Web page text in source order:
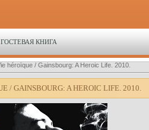
ГОСТЕВАЯ КНИГА
héroïque / Gainsbourg: A Heroic Life. 2010.
GAINSBOURG: A HEROIC LIFE. 2010.